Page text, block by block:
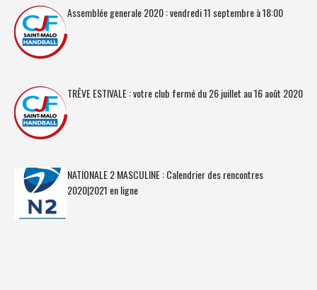
Assemblée generale 2020 : vendredi 11 septembre à 18:00
TRÊVE ESTIVALE : votre club fermé du 26 juillet au 16 août 2020
NATIONALE 2 MASCULINE : Calendrier des rencontres
2020|2021 en ligne